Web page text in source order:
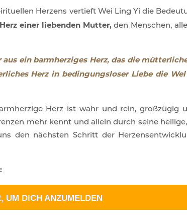
Herzens vertieft Wei Ling Yi die
einer liebenden Mutter,den Menschen,
ein barmherziges Herz, das die
Herz in bedingungsloser Liebe die
Herz ist wahr und rein, großzügig
mehr kennt und allein durch seine
den nächsten Schritt der
UM DICH ANZUMELDEN